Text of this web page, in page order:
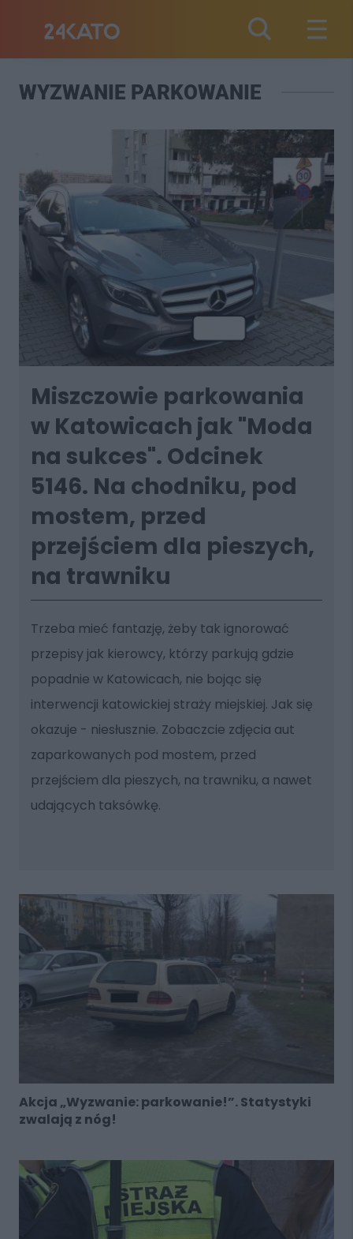
WYZWANIE PARKOWANIE
Miszczowie parkowania
w Katowicach jak "Moda
na sukces". Odcinek
5146. Na chodniku, pod
mostem, przed
przejściem dla pieszych,
na trawniku
Trzeba mieć fantazję, żeby tak ignorować
przepisy jak kierowcy, którzy parkują gdzie
popadnie w Katowicach, nie bojąc się
interwencji katowickiej straży miejskiej. Jak się
okazuje - niesłusznie. Zobaczcie zdjęcia aut
zaparkowanych pod mostem, przed
przejściem dla pieszych, na trawniku, a nawet
udających taksówkę.
Akcja „Wyzwanie: parkowanie!”. Statystyki
zwalają z nóg!